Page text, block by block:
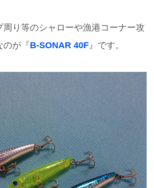
周り等のシャローや漁港コーナー攻
のが『B-SONAR 40F』です。